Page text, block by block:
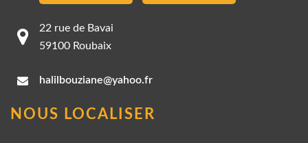
22 rue de Bavai
59100 Roubaix
halilbouziane@yahoo.fr
NOUS LOCALISER